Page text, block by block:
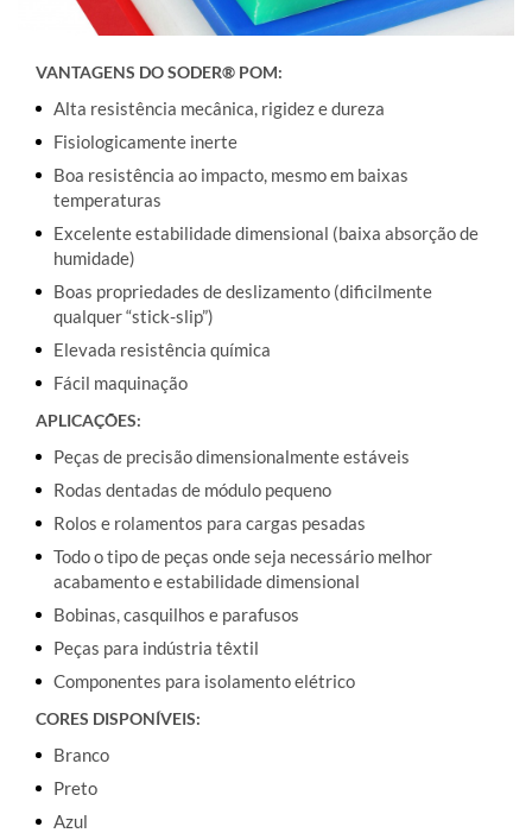
VANTAGENS DO SODER® POM:
Alta resistência mecânica, rigidez e dureza
Fisiologicamente inerte
Boa resistência ao impacto, mesmo em baixas
temperaturas
Excelente estabilidade dimensional (baixa absorção de
humidade)
Boas propriedades de deslizamento (dificilmente
qualquer “stick-slip”)
Elevada resistência química
Fácil maquinação
APLICAÇÕES:
Peças de precisão dimensionalmente estáveis
Rodas dentadas de módulo pequeno
Rolos e rolamentos para cargas pesadas
Todo o tipo de peças onde seja necessário melhor
acabamento e estabilidade dimensional
Bobinas, casquilhos e parafusos
Peças para indústria têxtil
Componentes para isolamento elétrico
CORES DISPONÍVEIS:
Branco
Preto
Azul